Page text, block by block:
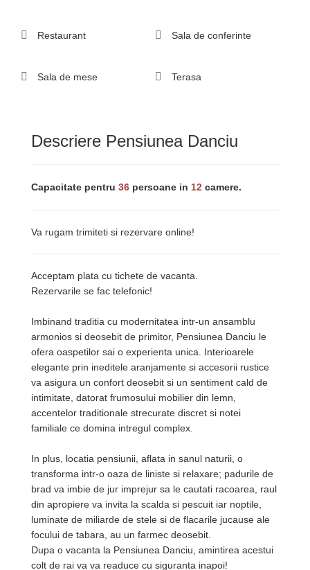
Restaurant Sala de conferinte
Sala de mese Terasa
Descriere Pensiunea Danciu
Capacitate pentru 36 persoane in 12 camere.
Va rugam trimiteti si rezervare online!
Acceptam plata cu tichete de vacanta.
Rezervarile se fac telefonic!
Imbinand traditia cu modernitatea intr-un ansamblu
armonios si deosebit de primitor, Pensiunea Danciu le
ofera oaspetilor sai o experienta unica. Interioarele
elegante prin ineditele aranjamente si accesorii rustice
va asigura un confort deosebit si un sentiment cald de
intimitate, datorat frumosului mobilier din lemn,
accentelor traditionale strecurate discret si notei
familiale ce domina intregul complex.
In plus, locatia pensiunii, aflata in sanul naturii, o
transforma intr-o oaza de liniste si relaxare; padurile de
brad va imbie de jur imprejur sa le cautati racoarea, raul
din apropiere va invita la scalda si pescuit iar noptile,
luminate de miliarde de stele si de flacarile jucause ale
focului de tabara, au un farmec deosebit.
Dupa o vacanta la Pensiunea Danciu, amintirea acestui
colt de rai va va readuce cu siguranta inapoi!